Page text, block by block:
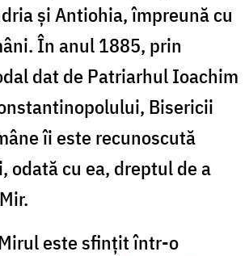
și Antiohia, împreună cu
În anul 1885, prin
dat de Patriarhul Ioachim
Bisericii
îi este recunoscută
odată cu ea, dreptul de a
este sfinţit într-o